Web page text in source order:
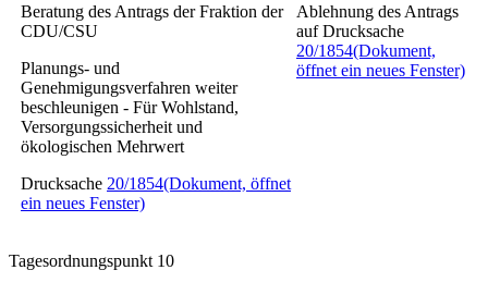
Beratung des Antrags der Fraktion der
CDU/CSU
Planungs- und
Genehmigungsverfahren weiter
beschleunigen - Für Wohlstand,
Versorgungssicherheit und
ökologischen Mehrwert
Drucksache 20/1854(Dokument, öffnet
ein neues Fenster)
Ablehnung des Antrags
auf Drucksache
20/1854(Dokument,
öffnet ein neues Fenster)
Tagesordnungspunkt 10